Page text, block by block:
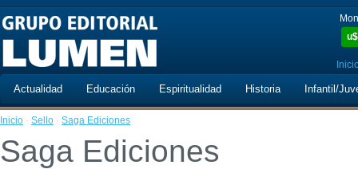
u$
Actualidad Educación Espiritualidad Historia Infantil/
Inicio · Sello · Saga Ediciones
Saga Ediciones